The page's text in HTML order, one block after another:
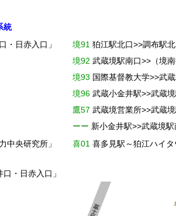
統
・日赤入口」
境91 狛江駅北口>>調布駅
境92 武蔵境駅南口>>（境
境93 国際基督教大学>>武
境96 武蔵小金井駅>>武蔵
鷹57 武蔵境営業所>>武蔵
ーー 新小金井駅>>武蔵境駅
中央研究所」
喜01 喜多見駅～狛江ハイ
口・日赤入口」